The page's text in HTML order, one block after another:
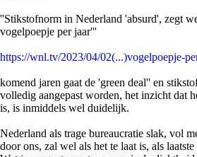
''Stikstofnorm in Nederland 'absurd', zegt
vogelpoepje per jaar'''
https://wnl.tv/2023/04/02(...)vogelpoepje-
komend jaren gaat de 'green deal'' en
volledig aangepast worden, het inzicht dat
is, is inmiddels wel duidelijk.
Nederland als trage bureaucratie slak, vol
door ons, zal wel als het te laat is, als